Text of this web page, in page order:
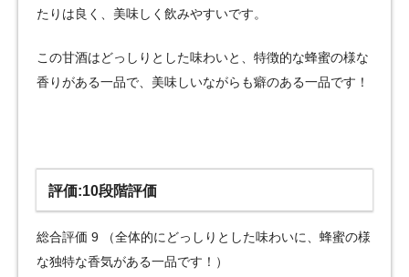
たりは良く、美味しく飲みやすいです。
この甘酒はどっしりとした味わいと、特徴的な蜂蜜の様な
香りがある一品で、美味しいながらも癖のある一品です！
評価:10段階評価
総合評価 9 （全体的にどっしりとした味わいに、蜂蜜の様
な独特な香気がある一品です！）